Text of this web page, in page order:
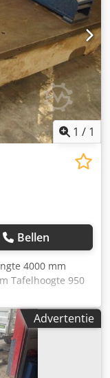
1 / 1
Bellen
4000 mm
Tafelhoogte 950
ca. 4
Advertentie